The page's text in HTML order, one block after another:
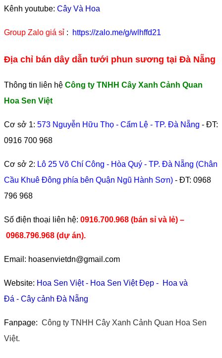
Kênh youtube: Cây Và Hoa
Group Zalo giá sỉ : https://zalo.me/g/wlhffd21
Địa chỉ bán dây dẫn tưới phun sương tại Đà Nẵng
Thông tin liên hệ Công ty TNHH Cây Xanh Cảnh Quan
Hoa Sen Việt
Cơ sở 1: 573 Nguyễn Hữu Thọ - Cẩm Lệ - TP. Đà Nẵng - ĐT:
0916 700 968
Cơ sở 2: Lô 25 Võ Chí Công - Hòa Quý - TP. Đà Nẵng (Chân
Cầu Khuê Đông phía bên Quận Ngũ Hành Sơn) - ĐT: 0968
796 968
​Số điện thoại liên hệ: 0916.700.968 (bán sỉ và lẻ) –
0968.796.968 (dự án).
Email: hoasenvietdn@gmail.com
Website: Hoa Sen Việt- Hoa Sen Việt Đẹp - Hoa và
Đá - Cây cảnh Đà Nẵng
Fanpage: Công ty TNHH Cây Xanh Cảnh Quan Hoa Sen
Việt.